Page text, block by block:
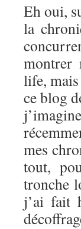
Eh oui,
la
montrer
life,
ce blog
mes
tout,
tronche
j’ai fait